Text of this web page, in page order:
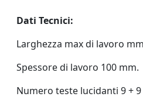
Dati Tecnici:
Larghezza max di lavoro
Spessore di lavoro 100 mm.
Numero teste lucidanti 9 + 9